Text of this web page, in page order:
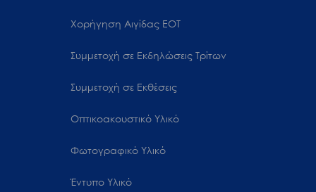
Χορήγηση Αιγίδας ΕΟΤ
Συμμετοχή σε Εκδηλώσεις Τρίτων
Συμμετοχή σε Εκθέσεις
Οπτικοακουστικό Υλικό
Φωτογραφικό Υλικό
Έντυπο Υλικό